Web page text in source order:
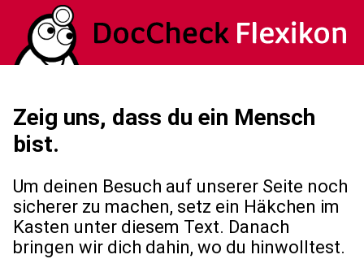
Zeig uns, dass du ein Mensch
bist.
Um deinen Besuch auf unserer Seite noch
sicherer zu machen, setz ein Häkchen im
Kasten unter diesem Text. Danach
bringen wir dich dahin, wo du hinwolltest.